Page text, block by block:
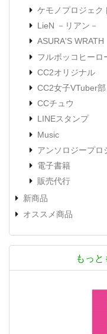
ケモノプロジェク
LieN －リアン－
ASURA'S
フルボッコヒーロ
CC2オリジナル
CC2女子VTuber部
CCチュウ
LINEスタンプ
Music
アンソロジープロ
電子書籍
販売代行
新商品
オススメ商品
もっ